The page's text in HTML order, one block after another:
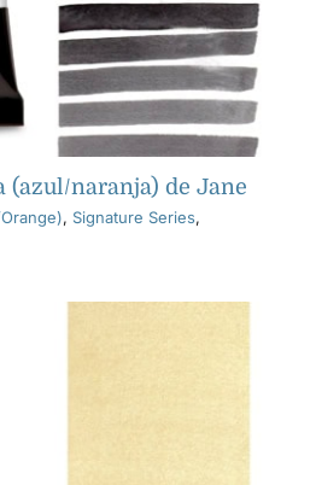
(azul/naranja) de Jane
, Signature Series,